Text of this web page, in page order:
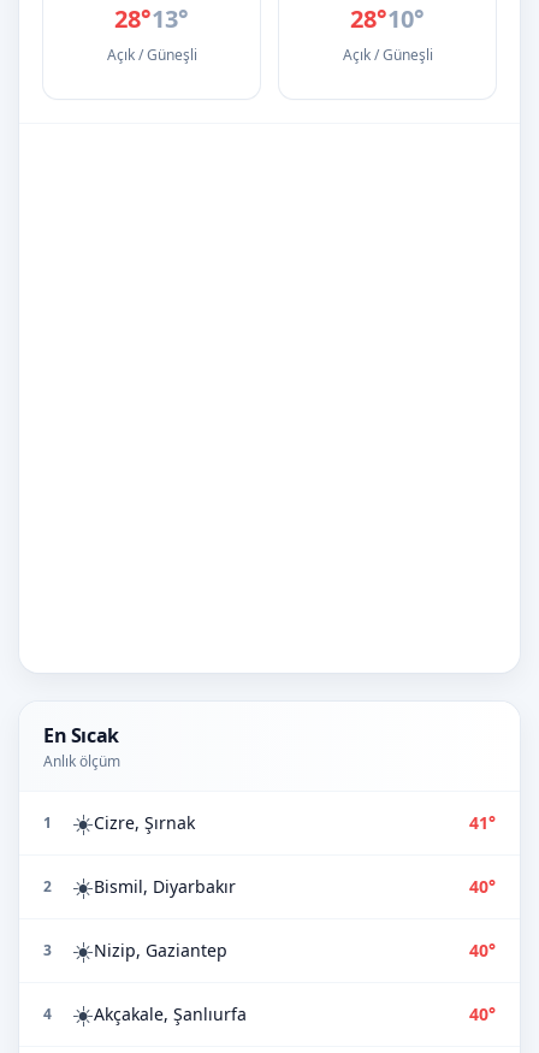
28°13°
Açık / Güneşli
28°10°
Açık / Güneşli
En Sıcak
Anlık ölçüm
1 ☀️Cizre, Şırnak 41°
2 ☀️Bismil, Diyarbakır 40°
3 ☀️Nizip, Gaziantep 40°
4 ☀️Akçakale, Şanlıurfa 40°